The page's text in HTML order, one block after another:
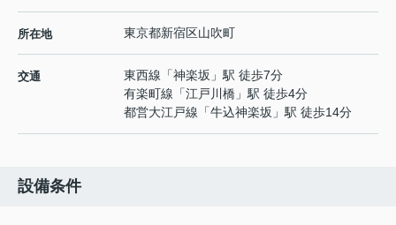
所在地 東京都新宿区山吹町
交通 東西線 「神楽坂 」駅 徒歩7分
有楽町線 「江戸川橋 」駅 徒歩4分
都営大江戸線 「牛込神楽坂 」駅 徒歩14分
設備条件